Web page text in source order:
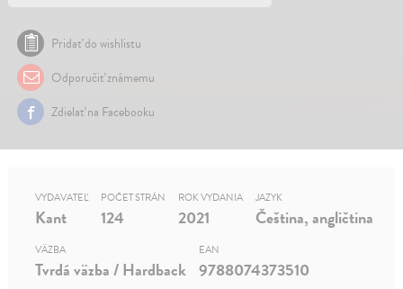
Pridať do wishlistu
Odporučiť známemu
Zdielať na Facebooku
VYDAVATEĽ
Kant
POČET STRÁN
124
ROK VYDANIA
2021
JAZYK
Čeština, angličtina
VÄZBA
Tvrdá väzba / Hardback
EAN
9788074373510